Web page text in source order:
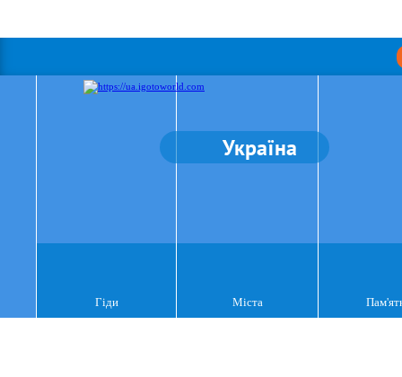
Україна
Гіди Міста